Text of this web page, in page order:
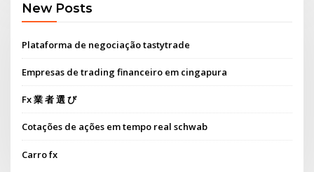
New Posts
Plataforma de negociação tastytrade
Empresas de trading financeiro em cingapura
Fx 業 者 選 び
Cotações de ações em tempo real schwab
Carro fx